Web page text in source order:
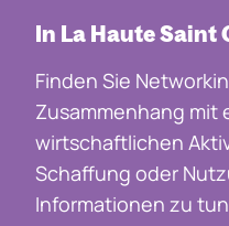
In La Haute Saint
Finden Sie
Zusammenhang mit
wirtschaftlichen
Schaffung oder
Informationen zu